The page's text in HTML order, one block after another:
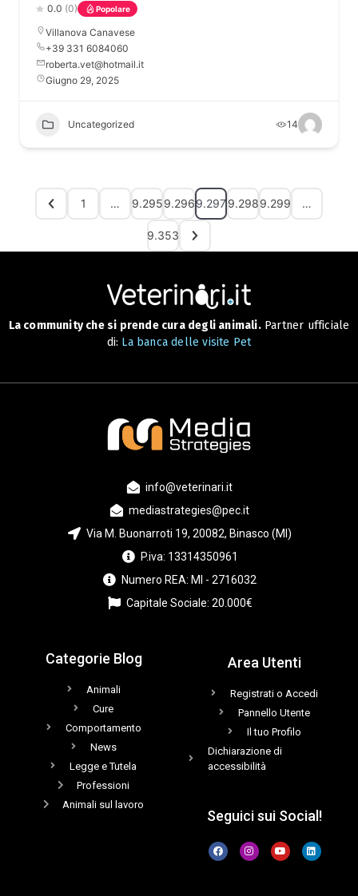
0.0 (0) Popolare
Villanova Canavese
+39 331 6084060
roberta.vet@hotmail.it
Giugno 29, 2025
Uncategorized 14
1 … 9.2959.2969.297 9.2989.299 …
9.353
La community che si prende cura degli animali.Partner ufficiale
di: La banca delle visite Pet
info@veterinari.it
mediastrategies@pec.it
Via M. Buonarroti 19, 20082, Binasco (MI)
P.iva: 13314350961
Numero REA: MI - 2716032
Capitale Sociale: 20.000€
Categorie Blog
Animali
Cure
Comportamento
News
Legge e Tutela
Professioni
Animali sul lavoro
Area Utenti
Registrati o Accedi
Pannello Utente
Il tuo Profilo
Dichiarazione di
accessibilità
Seguici sui Social!